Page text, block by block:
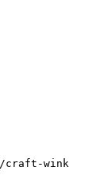
craft-wink